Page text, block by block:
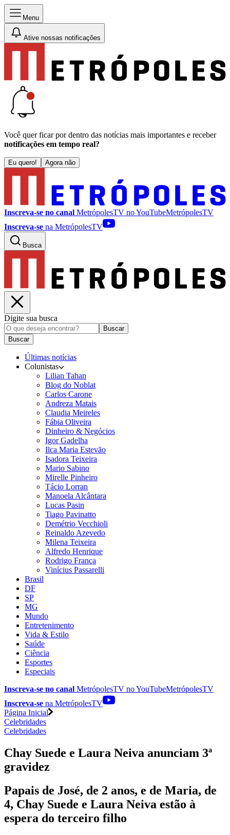
Menu
Ative nossas notificações
Você quer ficar por dentro das notícias mais importantes e receber
notificações em tempo real?
Eu quero! Agora não
Inscreva-se no canal MetrópolesTV noYouTubeMetrópolesTV
Inscreva-se na MetrópolesTV
Busca
Digite sua busca
Buscar
Buscar
Últimas notícias
Colunistas
Lilian Tahan
Blog do Noblat
Carlos Carone
Andreza Matais
Claudia Meireles
Fábia Oliveira
Dinheiro & Negócios
Igor Gadelha
Ilca Maria Estevão
Isadora Teixeira
Mario Sabino
Mirelle Pinheiro
Tácio Lorran
Manoela Alcântara
Lucas Pasin
Tiago Pavinatto
Demétrio Vecchioli
Reinaldo Azevedo
Milena Teixeira
Alfredo Henrique
Rodrigo França
Vinícius Passarelli
Brasil
DF
SP
MG
Mundo
Entretenimento
Vida & Estilo
Saúde
Ciência
Esportes
Especiais
Inscreva-se no canal MetrópolesTV noYouTubeMetrópolesTV
Inscreva-se na MetrópolesTV
Página Inicial
Celebridades
Celebridades
Chay Suede e Laura Neiva anunciam 3ª
gravidez
Papais de José, de 2 anos, e de Maria, de
4, Chay Suede e Laura Neiva estão à
espera do terceiro filho